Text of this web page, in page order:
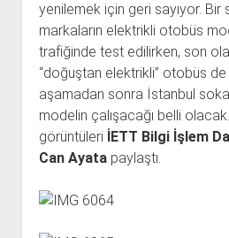
yenilemek için geri sayıyor. Bir
markaların elektrikli otobüs
trafiğinde test edilirken, son
“doğuştan elektrikli” otobüs de
aşamadan sonra İstanbul
modelin çalışacağı belli
görüntüleri İETT Bilgi İşlem
Can Ayatapaylaştı.